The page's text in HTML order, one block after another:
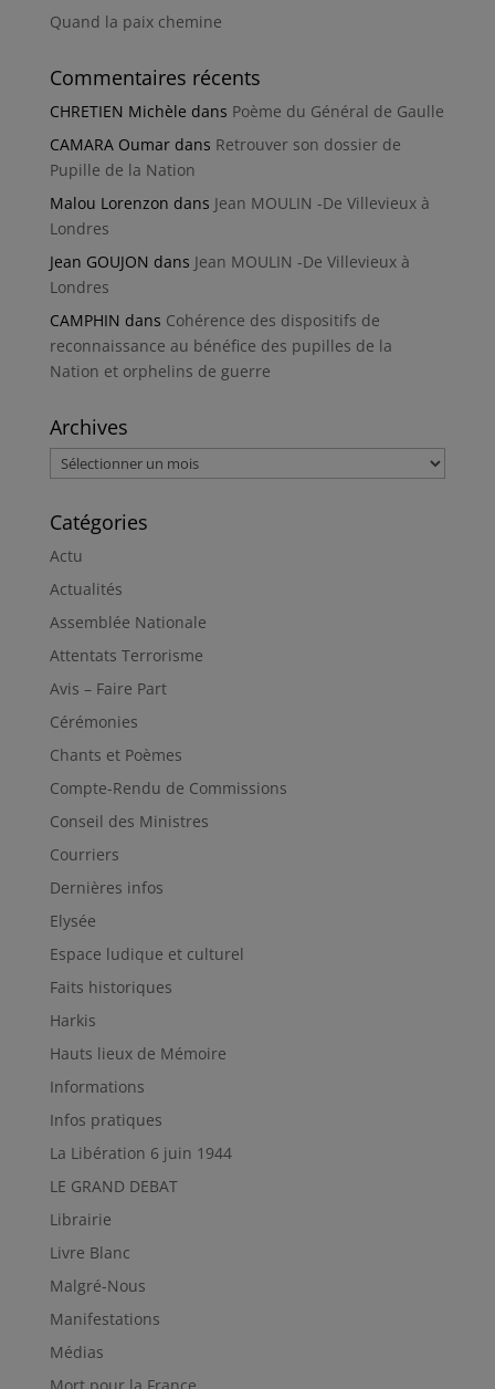
Quand la paix chemine
Commentaires récents
CHRETIEN Michèle dans Poème du Général de Gaulle
CAMARA Oumardans Retrouver son dossier de
Pupille de la Nation
Malou Lorenzon dans Jean MOULIN -De Villevieux à
Londres
Jean GOUJON dans Jean MOULIN -De Villevieux à
Londres
CAMPHIN dans Cohérence des dispositifs de
reconnaissance au bénéfice des pupilles de la
Nation et orphelins de guerre
Archives
Archives
Catégories
Actu
Actualités
Assemblée Nationale
Attentats Terrorisme
Avis – Faire Part
Cérémonies
Chants et Poèmes
Compte-Rendu de Commissions
Conseil des Ministres
Courriers
Dernières infos
Elysée
Espace ludique et culturel
Faits historiques
Harkis
Hauts lieux de Mémoire
Informations
Infos pratiques
La Libération 6 juin 1944
LE GRAND DEBAT
Librairie
Livre Blanc
Malgré-Nous
Manifestations
Médias